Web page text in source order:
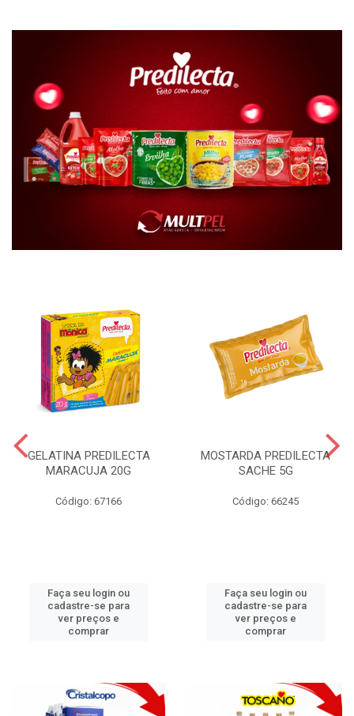
GELATINA PREDILECTA
MARACUJA 20G
Código: 67166
Faça seu login ou
cadastre-se para
ver preços e
comprar
MOSTARDA PREDILECTA
SACHE 5G
Código: 66245
Faça seu login ou
cadastre-se para
ver preços e
comprar